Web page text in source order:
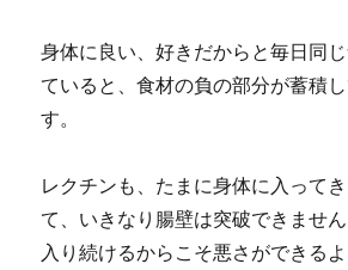
身体に良い、好きだからと毎日同
ていると、食材の負の部分が蓄積
す。
レクチンも、たまに身体に入って
て、いきなり腸壁は突破できません
入り続けるからこそ悪さができるよ